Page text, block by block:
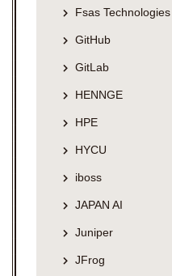
Fsas Technologies
GitHub
GitLab
HENNGE
HPE
HYCU
iboss
JAPAN AI
Juniper
JFrog